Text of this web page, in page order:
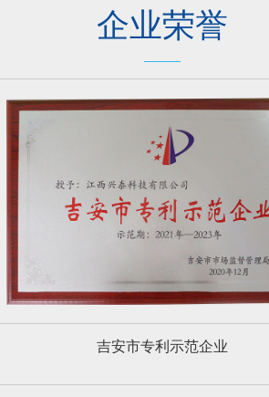
企业荣誉
吉安市专利示范企业